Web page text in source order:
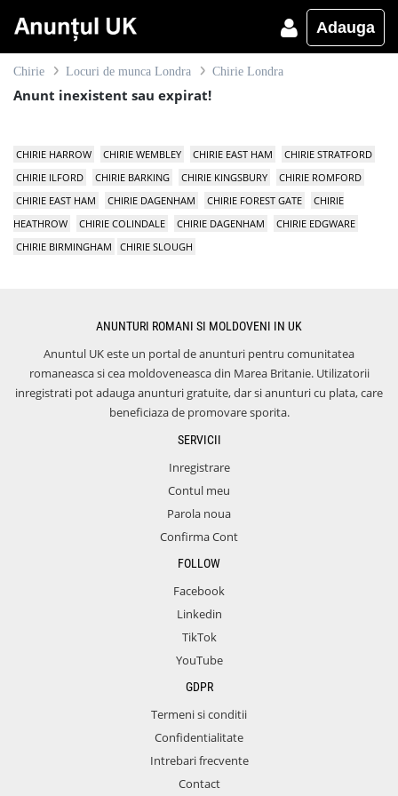
Adauga
Chirie Locuri de munca Londra Chirie Londra
Anunt inexistent sau expirat!
CHIRIE HARROW CHIRIE WEMBLEY CHIRIE EAST HAM
CHIRIE STRATFORD
CHIRIE ILFORD
CHIRIE BARKING CHIRIE KINGSBURY
CHIRIE ROMFORD
CHIRIE EAST HAM
CHIRIE DAGENHAM CHIRIE FOREST GATE
CHIRIE
HEATHROW
CHIRIE COLINDALE CHIRIE DAGENHAM
CHIRIE EDGWARE
CHIRIE BIRMINGHAM
CHIRIE SLOUGH
ANUNTURI ROMANI SI MOLDOVENI IN UK
Anuntul UK este un portal de anunturi pentru comunitatea
romaneasca si cea moldoveneasca din Marea Britanie. Utilizatorii
inregistrati pot adauga anunturi gratuite, dar si anunturi cu plata, care
beneficiaza de promovare sporita.
SERVICII
Inregistrare
Contul meu
Parola noua
Confirma Cont
FOLLOW
Facebook
Linkedin
TikTok
YouTube
GDPR
Termeni si conditii
Confidentialitate
Intrebari frecvente
Contact